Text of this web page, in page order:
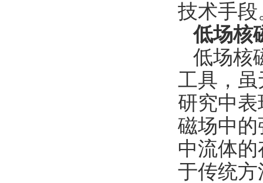
技术手段
低场核
低场核
工具，
研究中
磁场中的
中流体
于传统